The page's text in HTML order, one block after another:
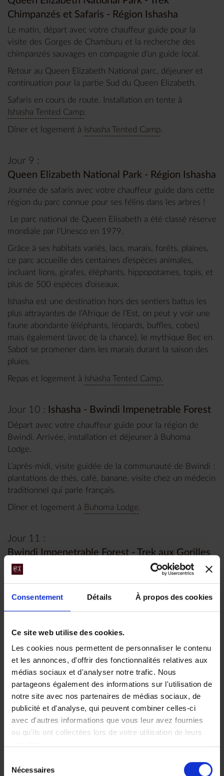
Consentement Détails À propos des cookies
Ce site web utilise des cookies.
Les cookies nous permettent de personnaliser le contenu
et les annonces, d'offrir des fonctionnalités relatives aux
médias sociaux et d'analyser notre trafic. Nous
partageons également des informations sur l'utilisation de
notre site avec nos partenaires de médias sociaux, de
publicité et d'analyse, qui peuvent combiner celles-ci
avec d'autres informations que vous leur avez fournies
ou qu'ils ont collectées lors de votre utilisation de leurs
Nécessaires
Chimpanzés et Safaris - Région Ishasha
Le matin, départ avec votre chauffeur guide pour la
visite des Gorges de Chamburu et la recherche des
chimpanzés sauvages en compagnie d’un guide local.
Retour au Queen Elizabeth National parc, déjeuner et
continuation pour la partie Sud du Queen Elizabeth.
Safaris en cours de route. Installation en tente à
Ishasha Tented Camp
Dîner et logement à Ishasha Tented Camp
Jour 9 :
Queen Elizabeth National Park - Région Ishasha
Journée de safaris avec votre chauffeur guide dans cette
région du parc connue pour ses félins dans les arbres !
Le parc national de Queen Elisabeth a été classé réserve
mondiale par l’Unesco en 1979.
Grâce à ses habitats variés, lacs, marais, forêts, plaines,
ce parc accueille des centaines d’espèces animales,
incluant lions, girafes, éléphants, hippopotames, topis, et
plus de 500 espèces d’oiseaux.
Ishasha est une destination hors des sentiers battus les
plus attrayantes de l’Afrique de l’Est, on peut y voir une
faune abondante (éléphants, léopards, buffles, cobes)
mais également (avec de la chance), le mythique Bec en
Sabot se promener dans les marais durant la saison des
pluies.
Repas et logement à
Ishasha Tented Camp.
Jour 10 : Ishasha - Bwindi Impenetrable Forest
Départ avec votre chauffeur guide pour la région de
Bwindi. Arrivée, installation et déjeuner à Buhoma
Lodge.
L’après-midi, visite guidée de la communauté de Bwindi :
plantations de thés, café, banane, visite chez un médecin
traditionnel qui parle français.
Dîner et logement à Buhoma Lodge
Jour 11 :
Bwindi Impenetrable Forest - Trek aux Gorilles
Départ pour votre trek à la recherche des gorilles de
vraie jungle africaine, la plus riche d’Ouganda.
Trek aux gorilles entre les arbres centenaires et leurs
géants, cette jungle recèle une faune particulièrement
riche.
Les Gorilles de montagne se partagent donc cette zone
protégée avec des chimpanzés, et au moins 8 autres
espèces de primates, ainsi que des éléphants, des
cochons et sangliers sauvages, des chauves-souris, et
plus de 340 espèces d’oiseaux.
Cette forêt est l’un des rares sanctuaires de gorilles de
montagne et l’on retrouve d’ailleurs ici la moitié de sa
Il est difficile d’estimer le temps que durera la randonnée